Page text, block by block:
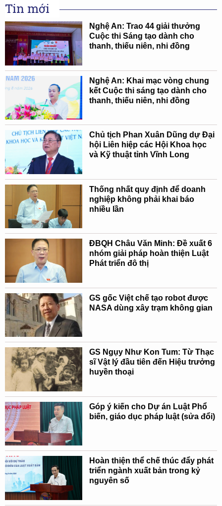
Tin mới
Nghệ An: Trao 44 giải thưởng
Cuộc thi Sáng tạo dành cho
thanh, thiếu niên, nhi đồng
Nghệ An: Khai mạc vòng chung
kết Cuộc thi sáng tạo dành cho
thanh, thiếu niên, nhi đồng
Chủ tịch Phan Xuân Dũng dự Đại
hội Liên hiệp các Hội Khoa học
và Kỹ thuật tỉnh Vĩnh Long
Thống nhất quy định để doanh
nghiệp không phải khai báo
nhiều lần
ĐBQH Châu Văn Minh: Đề xuất 6
nhóm giải pháp hoàn thiện Luật
Phát triển đô thị
GS gốc Việt chế tạo robot được
NASA dùng xây trạm không gian
GS Ngụy Như Kon Tum: Từ Thạc
sĩ Vật lý đầu tiên đến Hiệu trưởng
huyền thoại
Góp ý kiến cho Dự án Luật Phổ
biến, giáo dục pháp luật (sửa đổi)
Hoàn thiện thể chế thúc đẩy phát
triển ngành xuất bản trong kỷ
nguyên số